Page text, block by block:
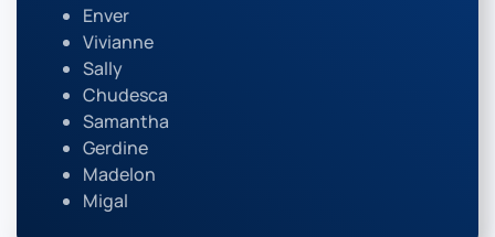
Enver
Vivianne
Sally
Chudesca
Samantha
Gerdine
Madelon
Migal